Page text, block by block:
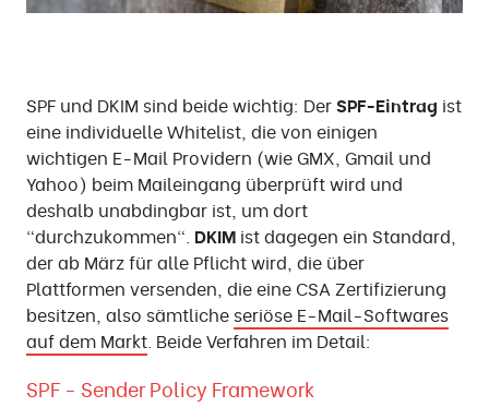
SPF und DKIM sind beide wichtig: DerSPF-Eintrag ist
eine individuelle Whitelist, die von einigen
wichtigen E-Mail Providern (wie GMX, Gmail und
Yahoo) beim Maileingang überprüft wird und
deshalb unabdingbar ist, um dort
"durchzukommen". DKIM ist dagegen ein Standard,
der ab März für alle Pflicht wird, die über
Plattformen versenden, die eine CSA Zertifizierung
besitzen, also sämtlicheseriöse E-Mail-Softwares
auf dem Markt . Beide Verfahren im Detail:
SPF - Sender Policy Framework